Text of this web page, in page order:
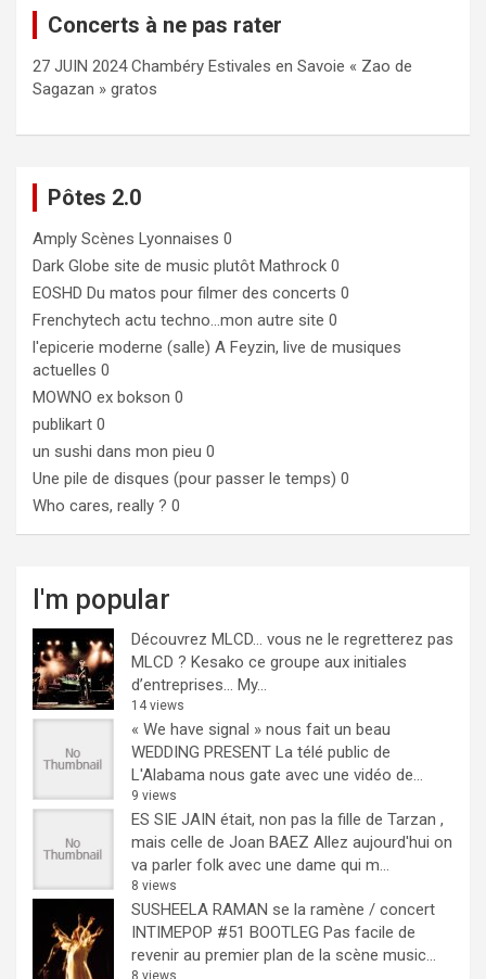
Concerts à ne pas rater
27 JUIN 2024 Chambéry Estivales en Savoie « Zao de
Sagazan » gratos
Pôtes 2.0
Amply Scènes Lyonnaises 0
Dark Globe site de music plutôt Mathrock 0
EOSHD Du matos pour filmer des concerts 0
Frenchytech actu techno…mon autre site 0
l'epicerie moderne (salle) A Feyzin, live de musiques
actuelles 0
MOWNO ex bokson 0
publikart 0
un sushi dans mon pieu 0
Une pile de disques (pour passer le temps) 0
Who cares, really ? 0
I'm popular
Découvrez MLCD… vous ne le regretterez pas
MLCD ? Kesako ce groupe aux initiales
d’entreprises… My...
14 views
« We have signal » nous fait un beau
WEDDING PRESENT La télé public de
L'Alabama nous gate avec une vidéo de...
9 views
ES SIE JAIN était, non pas la fille de Tarzan ,
mais celle de Joan BAEZ Allez aujourd'hui on
va parler folk avec une dame qui m...
8 views
SUSHEELA RAMAN se la ramène / concert
INTIMEPOP #51 BOOTLEG Pas facile de
revenir au premier plan de la scène music...
8 views